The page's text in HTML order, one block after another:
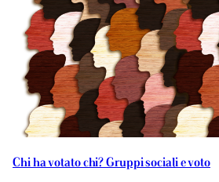
Chi ha votato chi? Gruppi sociali e voto